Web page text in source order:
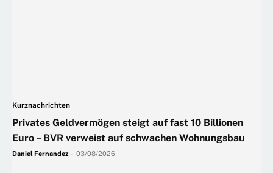
Kurznachrichten
Privates Geldvermögen steigt auf fast 10 Billionen
Euro – BVR verweist auf schwachen Wohnungsbau
Daniel Fernandez 03/08/2026